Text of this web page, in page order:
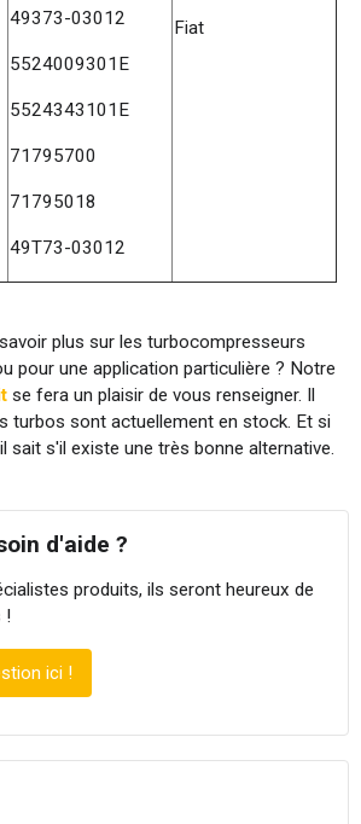
49373-03012
5524009301E
5524343101E
71795700
71795018
49T73-03012
Fiat
plus sur les turbocompresseurs
pour une application particulière ? Notre
se fera un plaisir de vous renseigner. Il
turbos sont actuellement en stock. Et si
sait s'il existe une très bonne alternative.
d'aide ?
produits, ils seront heureux de
!
ici !